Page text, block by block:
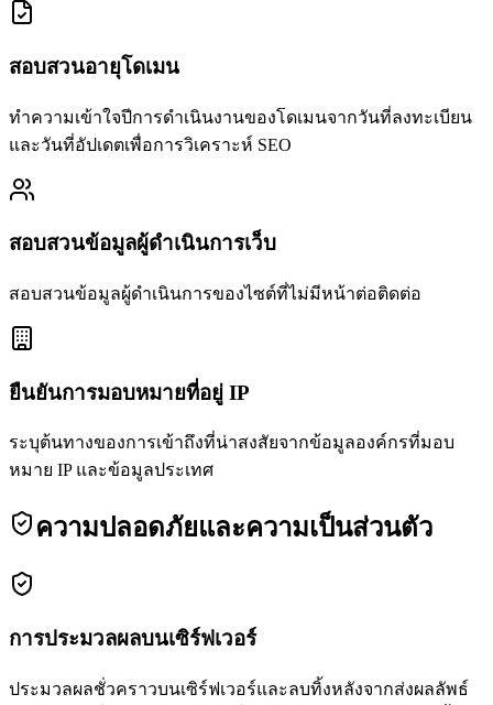
สอบสวนอายุโดเมน
ทำความเข้าใจปีการดำเนินงานของโดเมนจากวันที่ลงทะเบียน
และวันที่อัปเดตเพื่อการวิเคราะห์ SEO
สอบสวนข้อมูลผู้ดำเนินการเว็บ
สอบสวนข้อมูลผู้ดำเนินการของไซต์ที่ไม่มีหน้าต่อติดต่อ
ยืนยันการมอบหมายที่อยู่ IP
ระบุต้นทางของการเข้าถึงที่น่าสงสัยจากข้อมูลองค์กรที่มอบ
หมาย IP และข้อมูลประเทศ
ความปลอดภัยและความเป็นส่วนตัว
การประมวลผลบนเซิร์ฟเวอร์
ประมวลผลชั่วคราวบนเซิร์ฟเวอร์และลบทิ้งหลังจากส่งผลลัพธ์